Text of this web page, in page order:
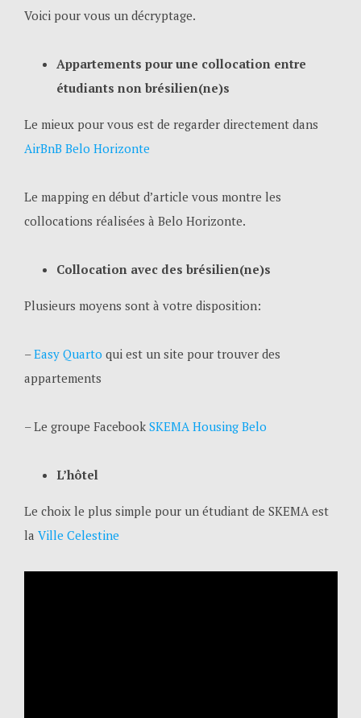
Voici pour vous un décryptage.
Appartements pour une collocation entre
étudiants non brésilien(ne)s
Le mieux pour vous est de regarder directement dans
AirBnB Belo Horizonte
Le mapping en début d’article vous montre les
collocations réalisées à Belo Horizonte.
Collocation avec des brésilien(ne)s
Plusieurs moyens sont à votre disposition:
–Easy Quarto qui est un site pour trouver des
appartements
– Le groupe Facebook SKEMA Housing Belo
L’hôtel
Le choix le plus simple pour un étudiant de SKEMA est
la Ville Celestine